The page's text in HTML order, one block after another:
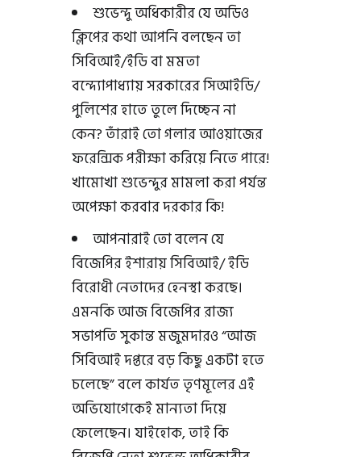
শুভেন্দু অধিকারীর যে অডিও
ক্লিপের কথা আপনি বলছেন তা
সিবিআই/ইডি বা মমতা
বন্দ্যোপাধ্যায় সরকারের সিআইডি/
পুলিশের হাতে তুলে দিচ্ছেন না
কেন? তাঁরাই তো গলার আওয়াজের
ফরেন্সিক পরীক্ষা করিয়ে নিতে পারে!
খামোখা শুভেন্দুর মামলা করা পর্যন্ত
অপেক্ষা করবার দরকার কি!
আপনারাই তো বলেন যে
বিজেপির ইশারায় সিবিআই/ ইডি
বিরোধী নেতাদের হেনস্থা করছে।
এমনকি আজ বিজেপির রাজ্য
সভাপতি সুকান্ত মজুমদারও “আজ
সিবিআই দপ্তরে বড় কিছু একটা হতে
চলেছে” বলে কার্যত তৃণমূলের এই
অভিযোগেকেই মান্যতা দিয়ে
ফেলেছেন। যাইহোক, তাই কি